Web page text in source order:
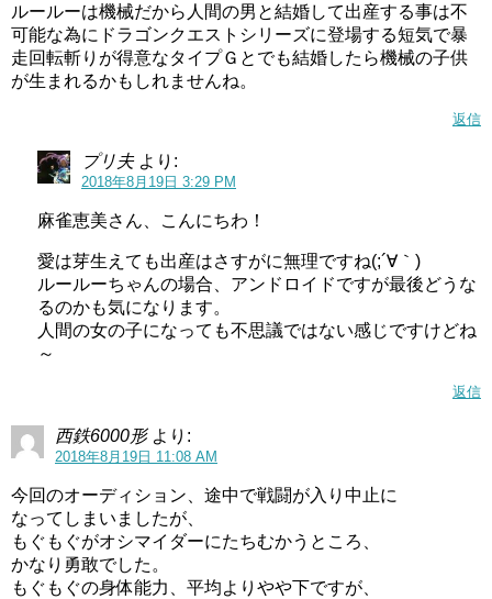
ルールーは機械だから人間の男と結婚して出産する事は不
可能な為にドラゴンクエストシリーズに登場する短気で暴
走回転斬りが得意なタイプＧとでも結婚したら機械の子供
が生まれるかもしれませんね。
返信
プリ夫 より:
2018年8月19日 3:29 PM
麻雀恵美さん、こんにちわ！
愛は芽生えても出産はさすがに無理ですね(;´∀｀)
ルールーちゃんの場合、アンドロイドですが最後どうな
るのかも気になります。
人間の女の子になっても不思議ではない感じですけどね
～
返信
西鉄6000形 より:
2018年8月19日 11:08 AM
今回のオーディション、途中で戦闘が入り中止に
なってしまいましたが、
もぐもぐがオシマイダーにたちむかうところ、
かなり勇敢でした。
もぐもぐの身体能力、平均よりやや下ですが、